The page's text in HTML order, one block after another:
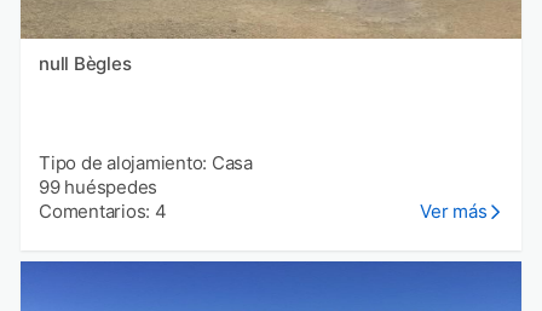
null Bègles
Tipo de alojamiento: Casa
99 huéspedes
Comentarios: 4
Ver más